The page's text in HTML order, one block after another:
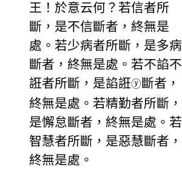
王！於意云何？若信者所
斷，是不信斷者，終無是
處。若少病者所斷，是多病
斷者，終無是處。若不諂不
誑者所斷，是諂誑ⓨ 斷者，
終無是處。若精勤者所斷，
是懈怠斷者，終無是處。若
智慧者所斷，是惡慧斷者，
終無是處。